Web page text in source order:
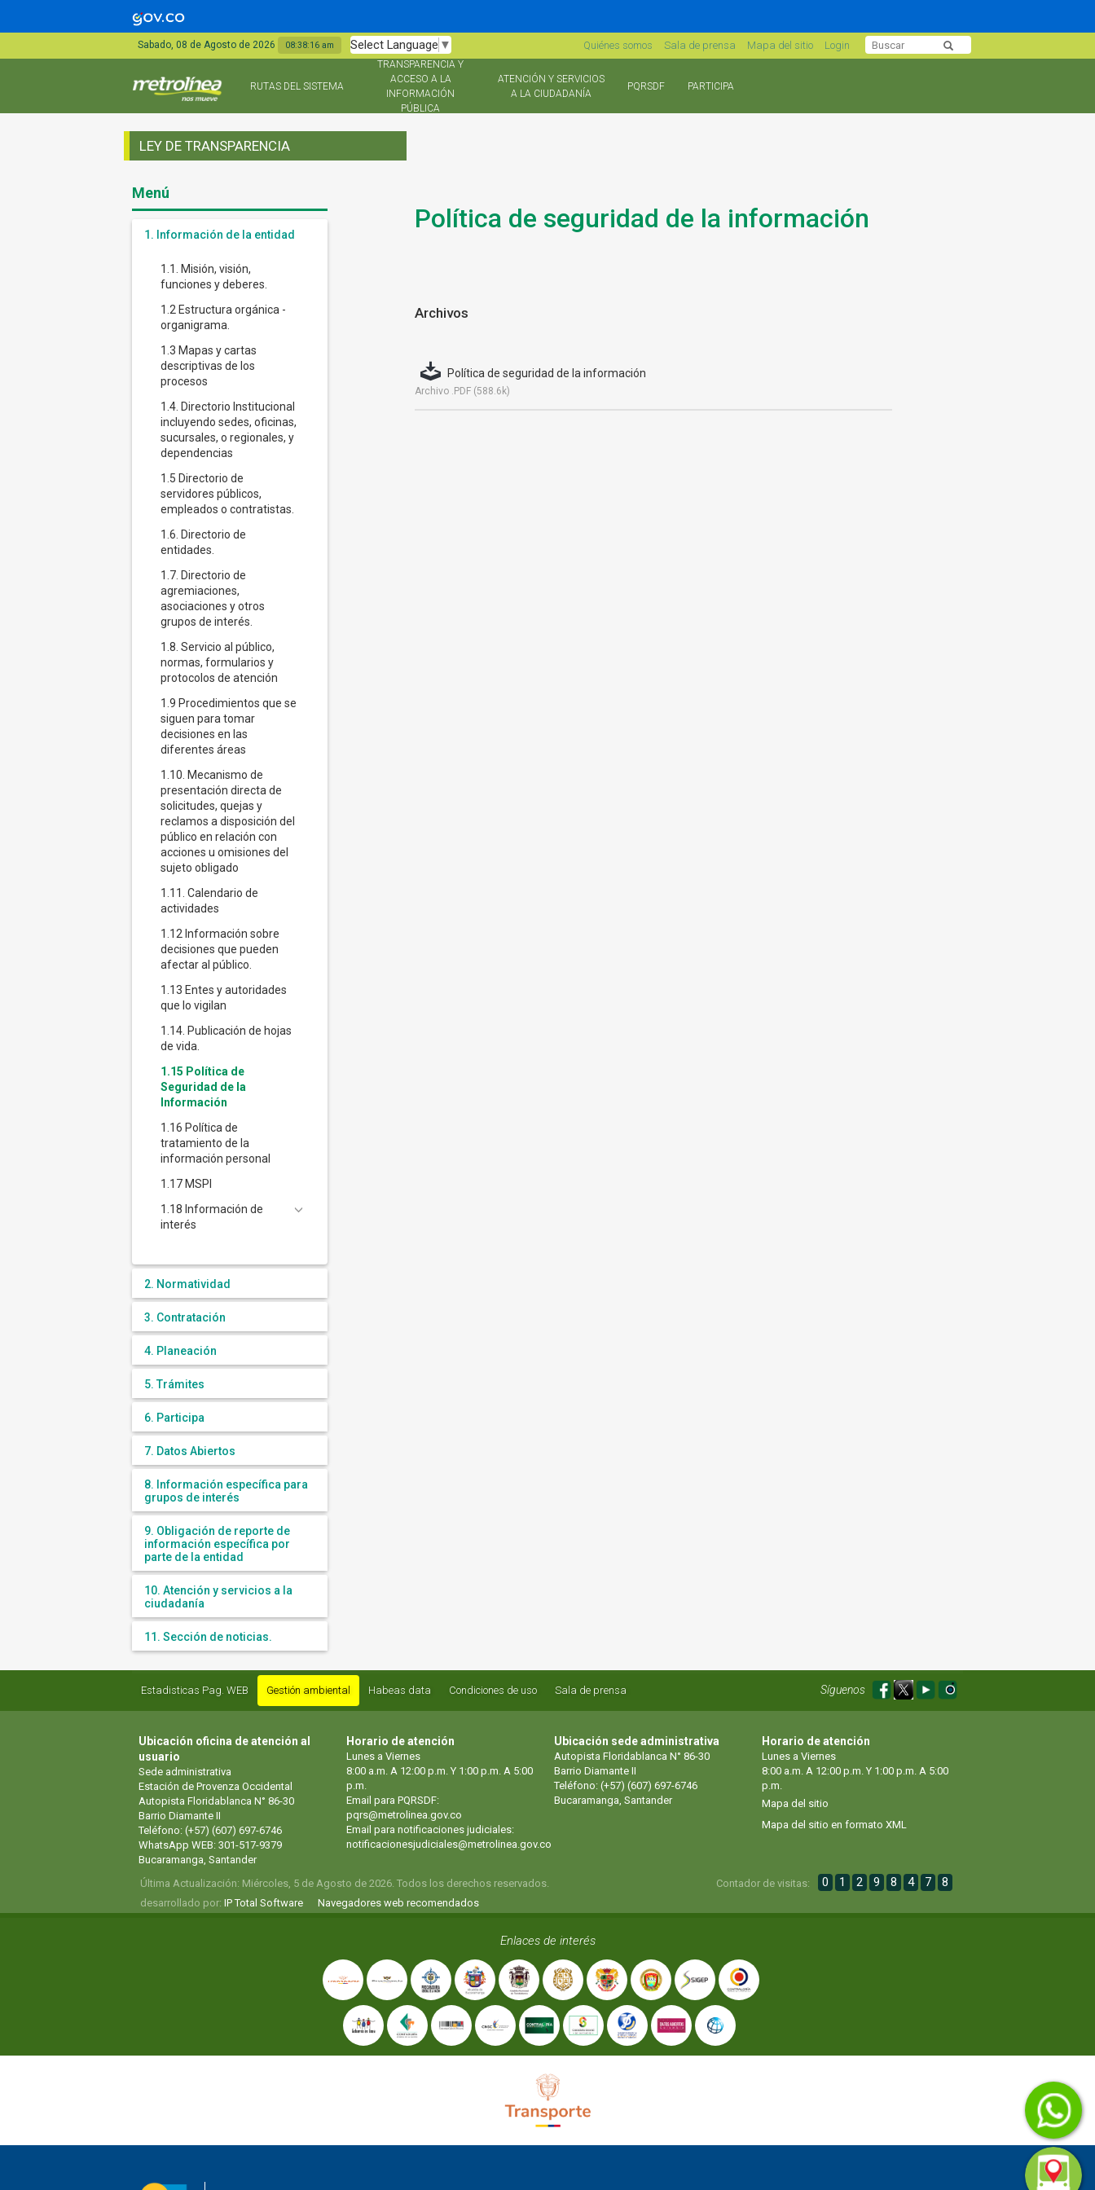
Sabado, 08 de Agosto de 2026 08:38:17 am Select Language ▼ Quiénes somos Sala de prensa Mapa del sitio Login
RUTAS DEL SISTEMA
TRANSPARENCIA Y
ACCESO A LA
INFORMACIÓN
PÚBLICA
ATENCIÓN Y SERVICIOS
A LA CIUDADANÍA
PQRSDF PARTICIPA
LEY DE TRANSPARENCIA
Menú
1. Información de la entidad
1.1. Misión, visión,
funciones y deberes.
1.2 Estructura orgánica -
organigrama.
1.3 Mapas y cartas
descriptivas de los
procesos
1.4. Directorio Institucional
incluyendo sedes, oficinas,
sucursales, o regionales, y
dependencias
1.5 Directorio de
servidores públicos,
empleados o contratistas.
1.6. Directorio de
entidades.
1.7. Directorio de
agremiaciones,
asociaciones y otros
grupos de interés.
1.8. Servicio al público,
normas, formularios y
protocolos de atención
1.9 Procedimientos que se
siguen para tomar
decisiones en las
diferentes áreas
1.10. Mecanismo de
presentación directa de
solicitudes, quejas y
reclamos a disposición del
público en relación con
acciones u omisiones del
sujeto obligado
1.11. Calendario de
actividades
1.12 Información sobre
decisiones que pueden
afectar al público.
1.13 Entes y autoridades
que lo vigilan
1.14. Publicación de hojas
de vida.
1.15 Política de
Seguridad de la
Información
1.16 Política de
tratamiento de la
información personal
1.17 MSPI
1.18 Información de
interés
2. Normatividad
3. Contratación
4. Planeación
5. Trámites
6. Participa
7. Datos Abiertos
8. Información específica para
grupos de interés
9. Obligación de reporte de
información específica por
parte de la entidad
10. Atención y servicios a la
ciudadanía
11. Sección de noticias.
Política de seguridad de la información
Archivos
Política de seguridad de la información
Archivo .PDF (588.6k)
Estadisticas Pag. WEB Gestión ambiental Habeas data Condiciones de uso Sala de prensa Síguenos
Ubicación oficina de atención al
usuario
Sede administrativa
Estación de Provenza Occidental
Autopista Floridablanca N° 86-30
Barrio Diamante II
Teléfono: (+57) (607) 697-6746
WhatsApp WEB: 301-517-9379
Bucaramanga, Santander
Horario de atención
Lunes a Viernes
8:00 a.m. A 12:00 p.m. Y 1:00 p.m. A 5:00
p.m.
Email para PQRSDF:
pqrs@metrolinea.gov.co
Email para notificaciones judiciales:
notificacionesjudiciales@metrolinea.gov.co
Ubicación sede administrativa
Autopista Floridablanca N° 86-30
Barrio Diamante II
Teléfono: (+57) (607) 697-6746
Bucaramanga, Santander
Horario de atención
Lunes a Viernes
8:00 a.m. A 12:00 p.m. Y 1:00 p.m. A 5:00
p.m.
Mapa del sitio
Mapa del sitio en formato XML
Última Actualización: Miércoles, 5 de Agosto de 2026. Todos los derechos reservados.
desarrollado por: IP Total Software Navegadores web recomendados
Contador de visitas: 0 1 2 9 8 4 7 8
Enlaces de interés